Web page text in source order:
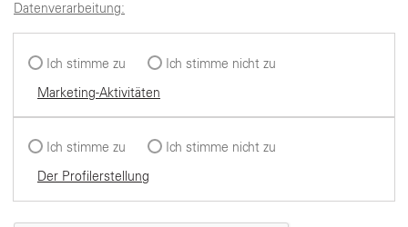
Datenverarbeitung:
Ich stimme zu
Ich stimme nicht zu
Marketing-Aktivitäten
Ich stimme zu
Ich stimme nicht zu
Der Profilerstellung